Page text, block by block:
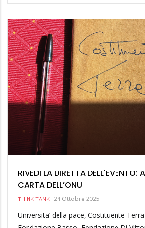
RIVEDI LA DIRETTA DELL'EVENTO:
CARTA DELL’ONU
THINK TANK 24 Ottobre 2025
Universita’ della pace, Costituente